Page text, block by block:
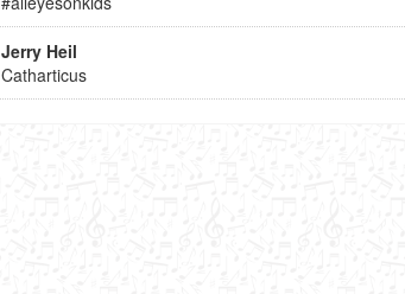
Jerry Heil
Catharticus